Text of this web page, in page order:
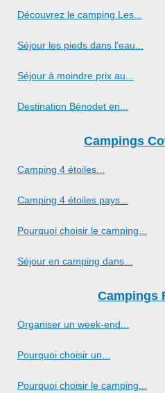
Découvrez le camping Les...
Séjour les pieds dans l'eau...
Séjour à moindre prix au...
Destination Bénodet en...
Campings
Camping 4 étoiles...
Camping 4 étoiles pays...
Pourquoi choisir le camping...
Séjour en camping dans...
Campings
Organiser un week-end...
Pourquoi choisir un...
Pourquoi choisir le camping...